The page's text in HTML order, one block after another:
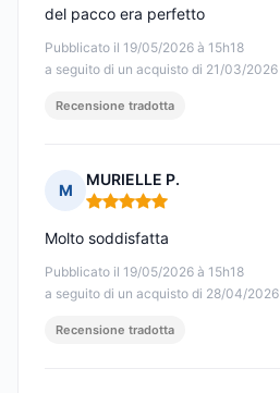
Pubblicato il 19/05/2026 à 15h18
a seguito di un acquisto di 21/03/2026
del pacco era perfetto
Recensione tradotta
M
MURIELLE P.
Nota: 5 su 5
Pubblicato il 19/05/2026 à 15h18
a seguito di un acquisto di 28/04/2026
Molto soddisfatta
Recensione tradotta